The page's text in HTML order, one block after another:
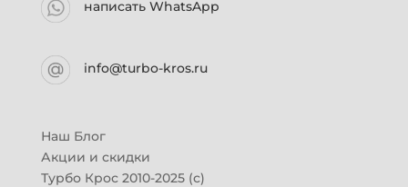
написать WhatsApp
info@turbo-kros.ru
Наш Блог
Акции и скидки
Турбо Крос 2010-2025 (с)